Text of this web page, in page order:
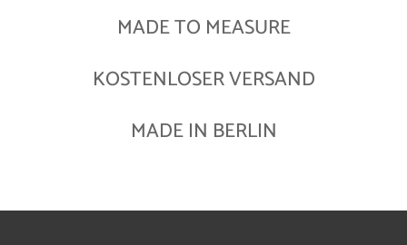
MADE TO MEASURE
KOSTENLOSER VERSAND
MADE IN BERLIN